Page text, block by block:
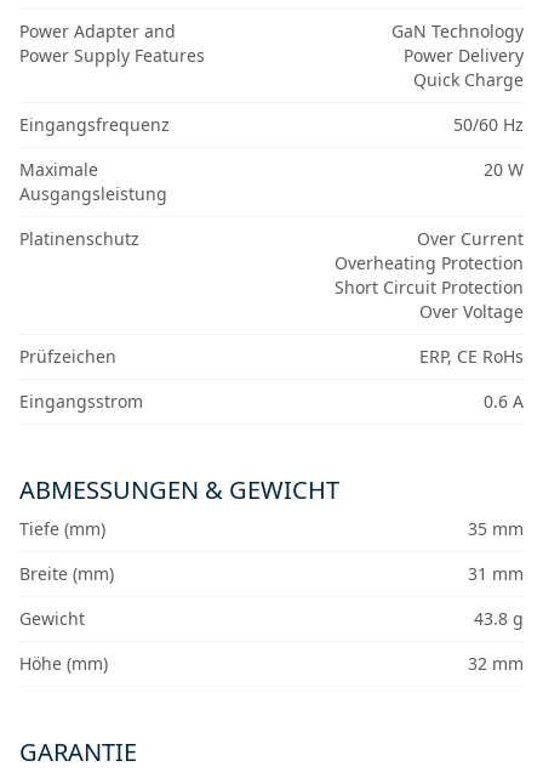
Power Adapter and
Power Supply Features
GaN Technology
Power Delivery
Quick Charge
Eingangsfrequenz
50/60 Hz
Maximale
Ausgangsleistung
20 W
Platinenschutz
Over Current
Overheating Protection
Short Circuit Protection
Over Voltage
Prüfzeichen
ERP, CE RoHs
Eingangsstrom
0.6 A
ABMESSUNGEN & GEWICHT
Tiefe (mm)
35 mm
Breite (mm)
31 mm
Gewicht
43.8 g
Höhe (mm)
32 mm
GARANTIE